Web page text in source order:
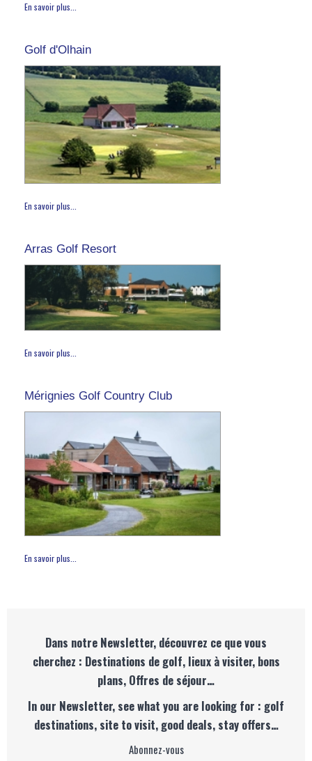
En savoir plus...
Golf d'Olhain
En savoir plus...
Arras Golf Resort
En savoir plus...
Mérignies Golf Country Club
En savoir plus...
Dans notre Newsletter, découvrez ce que vous
cherchez : Destinations de golf, lieux à visiter, bons
plans, Offres de séjour…
In our Newsletter, see what you are looking for : golf
destinations, site to visit, good deals, stay offers…
Abonnez-vous